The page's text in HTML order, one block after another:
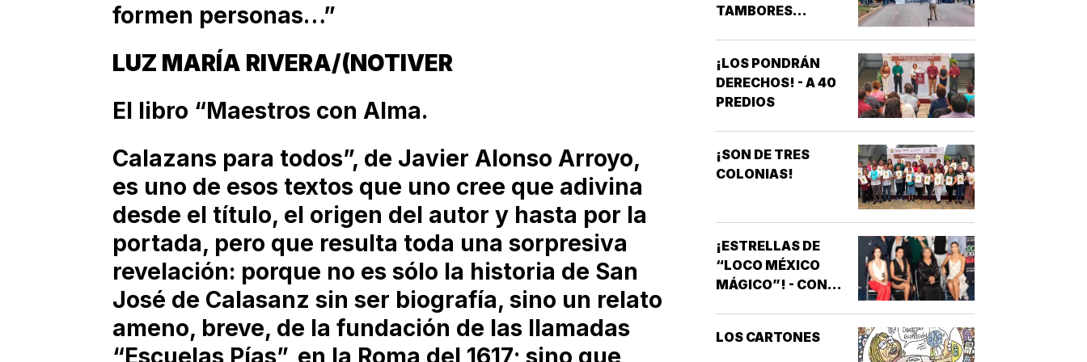
formen personas…”
LUZ MARÍA RIVERA/(NOTIVER
El libro “Maestros con Alma.
Calazans para todos”, de Javier Alonso Arroyo,
es uno de esos textos que uno cree que adivina
desde el título, el origen del autor y hasta por la
portada, pero que resulta toda una sorpresiva
revelación: porque no es sólo la historia de San
José de Calasanz sin ser biografía, sino un relato
ameno, breve, de la fundación de las llamadas
TAMBORES...
¡LOS PONDRÁN
DERECHOS! - A 40
PREDIOS
¡SON DE TRES
COLONIAS!
¡ESTRELLAS DE
“LOCO MÉXICO
MÁGICO”! - CON
LOS CARTONES